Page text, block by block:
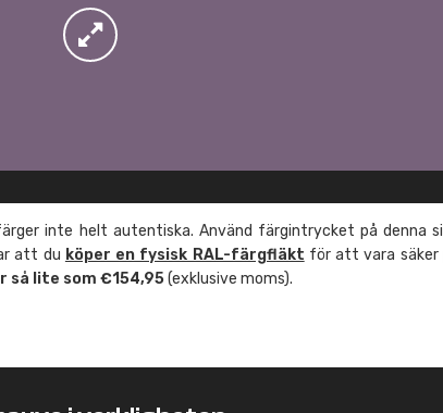
inte helt autentiska. Använd färgintrycket på denna
att du köper en fysisk RAL-färgfläkt för att vara säker
så lite som €154,95(exklusive moms).
Leinster Home and